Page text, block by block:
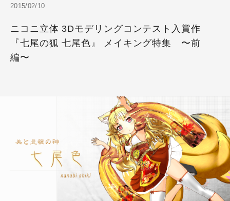
2015/02/10
ニコニ立体 3Dモデリングコンテスト入賞作
『七尾の狐 七尾色』 メイキング特集 〜前
編〜